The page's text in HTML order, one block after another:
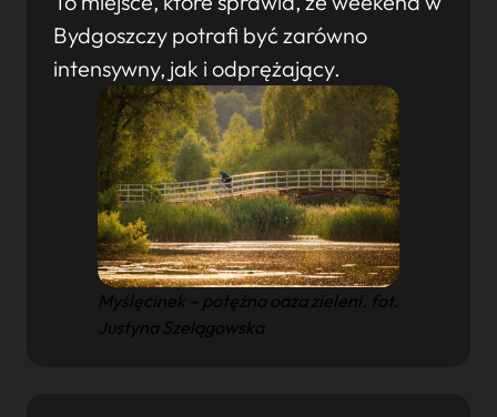
Bydgoszczy potrafi być zarówno
intensywny, jak i odprężający.
Myślęcinek – potężna oaza zieleni. fot.
Justyna Szelągowska